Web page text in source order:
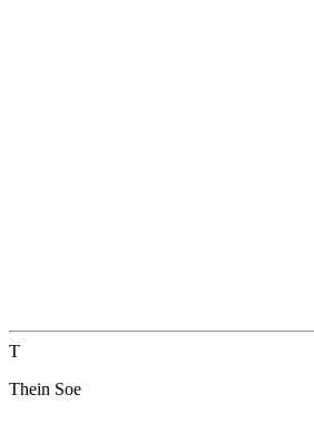
T
Thein Soe